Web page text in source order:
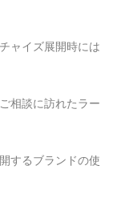
ャイズ展開時には
相談に訪れたラー
するブランドの使